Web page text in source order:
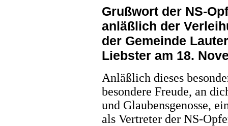
Grußwort der NS-
anläßlich der
der Gemeinde
Liebster am 18.
Anläßlich dieses
besondere Freude, an
und Glaubensgenosse,
als Vertreter der NS-